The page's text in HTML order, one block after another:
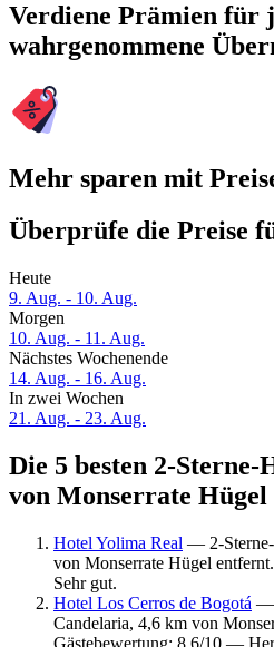
Verdiene Prämien für
wahrgenommene
Mehr sparen mit
Überprüfe die Preise
Heute
9. Aug. - 10. Aug.
Morgen
10. Aug. - 11. Aug.
Nächstes Wochenende
14. Aug. - 16. Aug.
In zwei Wochen
21. Aug. - 23. Aug.
Die 5 besten 2-Sterne-
von Monserrate
Hotel Yolima Real — 2-
von Monserrate Hügel
Sehr gut.
Hotel Los Cerros de Bogotá —
Candelaria, 4,6 km von
Gästebewertung: 8,6/10 —